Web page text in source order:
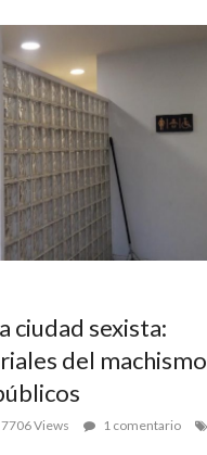
ciudad sexista:
del machismo
7706 Views
1 comentario